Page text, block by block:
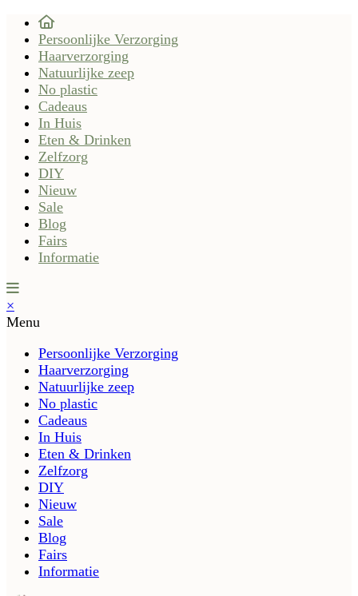
Persoonlijke Verzorging
Haarverzorging
Natuurlijke zeep
No plastic
Cadeaus
In Huis
Eten & Drinken
Zelfzorg
DIY
Nieuw
Sale
Blog
Fairs
Informatie
×
Menu
Persoonlijke Verzorging
Haarverzorging
Natuurlijke zeep
No plastic
Cadeaus
In Huis
Eten & Drinken
Zelfzorg
DIY
Nieuw
Sale
Blog
Fairs
Informatie